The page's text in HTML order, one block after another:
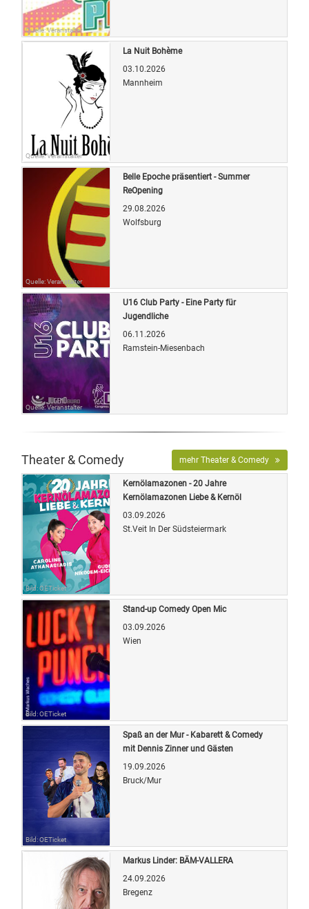
Quelle: Veranstalter
Quelle: Veranstalter
La Nuit Bohème
03.10.2026
Mannheim
Quelle: Veranstalter
Belle Epoche präsentiert - Summer
ReOpening
29.08.2026
Wolfsburg
Quelle: Veranstalter
U16 Club Party - Eine Party für
Jugendliche
06.11.2026
Ramstein-Miesenbach
Theater & Comedy mehr Theater & Comedy
Bild: OETicket
Kernölamazonen - 20 Jahre
Kernölamazonen Liebe & Kernöl
03.09.2026
St.Veit In Der Südsteiermark
Bild: OETicket
Stand-up Comedy Open Mic
03.09.2026
Wien
Bild: OETicket
Spaß an der Mur - Kabarett & Comedy
mit Dennis Zinner und Gästen
19.09.2026
Bruck/Mur
Markus Linder: BÄM-VALLERA
24.09.2026
Bregenz